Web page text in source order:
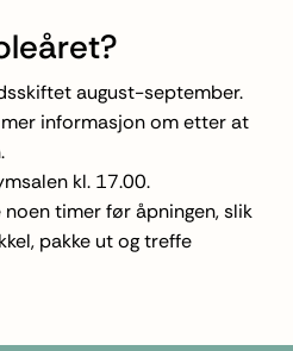
august-september.
informasjon om etter at
kl. 17.00.
timer før åpningen, slik
pakke ut og treffe